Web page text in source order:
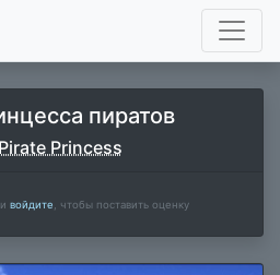
пиратов
Princess
войдите , чтобы поставить оценку